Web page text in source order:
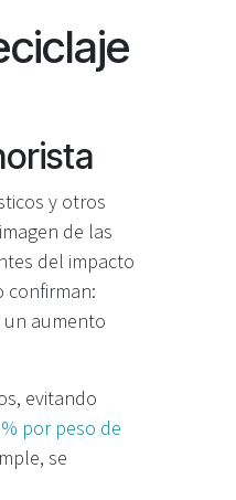
y otros
de las
del impacto
confirman:
un aumento
evitando
por peso de
se